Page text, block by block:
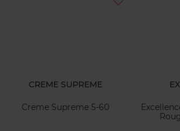
CREME SUPREME
Creme Supreme 5-60